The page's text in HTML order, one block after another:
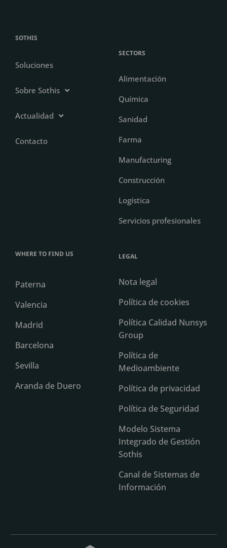
SOTHIS
Soluciones
Sobre Sothis
Actualidad
Contacto
SECTORS
Alimentación
Química
Sanidad
Farma
Manufacturing
Construcción
Logística
Servicios profesionales
WHERE TO FIND US
Paterna
Valencia
Madrid
Barcelona
Sevilla
Aranda de Duero
LEGAL
Nota legal
Política de cookies
Política Calidad Nunsys
Group
Política de
Medioambiente
Política de privacidad
Política de Seguridad
Modelo Sistema
Integrado de Gestión
Sothis
Canal de Sistemas de
Información